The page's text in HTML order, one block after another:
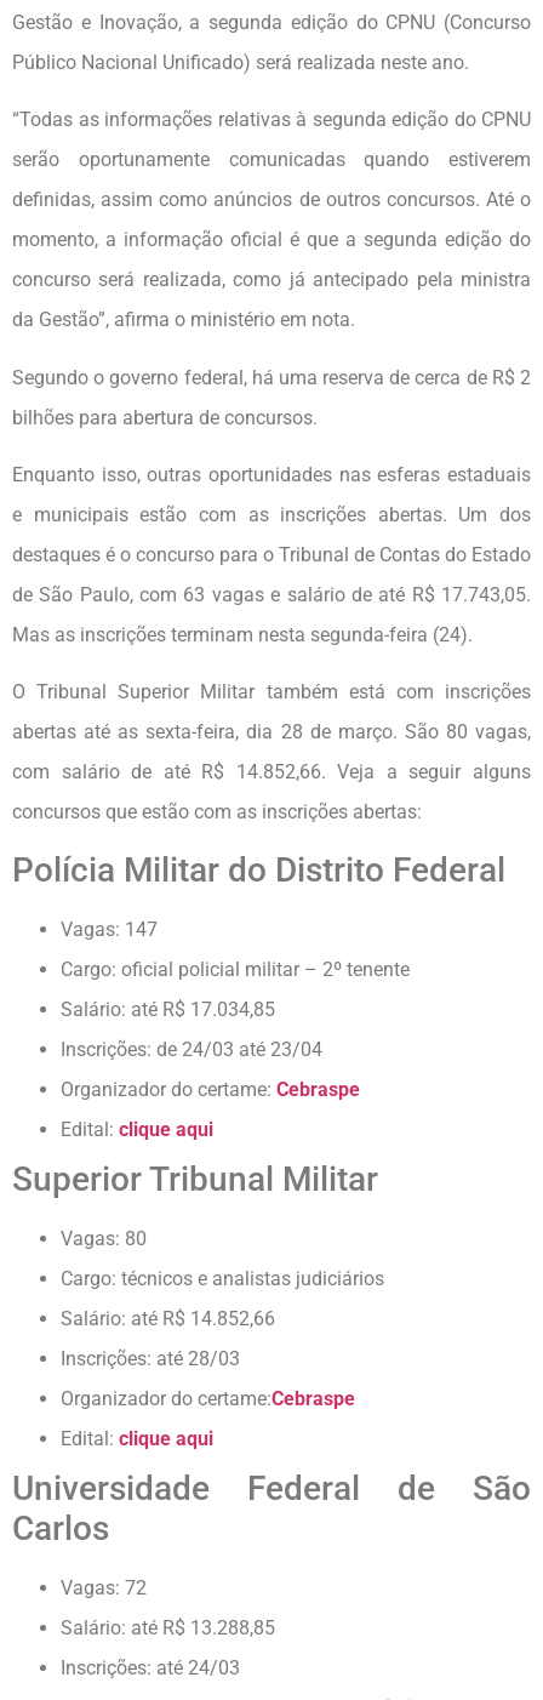
Gestão e Inovação, a segunda edição do CPNU (Concurso
Público Nacional Unificado) será realizada neste ano.
“Todas as informações relativas à segunda edição do CPNU
serão oportunamente comunicadas quando estiverem
definidas, assim como anúncios de outros concursos. Até o
momento, a informação oficial é que a segunda edição do
concurso será realizada, como já antecipado pela ministra
da Gestão”, afirma o ministério em nota.
Segundo o governo federal, há uma reserva de cerca de R$ 2
bilhões para abertura de concursos.
Enquanto isso, outras oportunidades nas esferas estaduais
e municipais estão com as inscrições abertas. Um dos
destaques é o concurso para o Tribunal de Contas do Estado
de São Paulo, com 63 vagas e salário de até R$ 17.743,05.
Mas as inscrições terminam nesta segunda-feira (24).
O Tribunal Superior Militar também está com inscrições
abertas até as sexta-feira, dia 28 de março. São 80 vagas,
com salário de até R$ 14.852,66. Veja a seguir alguns
concursos que estão com as inscrições abertas:
Polícia Militar do Distrito Federal
Vagas: 147
Cargo: oficial policial militar – 2º tenente
Salário: até R$ 17.034,85
Inscrições: de 24/03 até 23/04
Organizador do certame: Cebraspe
Edital: clique aqui
Superior Tribunal Militar
Vagas: 80
Cargo: técnicos e analistas judiciários
Salário: até R$ 14.852,66
Inscrições: até 28/03
Organizador do certame:Cebraspe
Edital: clique aqui
Universidade Federal de São
Carlos
Vagas: 72
Salário: até R$ 13.288,85
Inscrições: até 24/03